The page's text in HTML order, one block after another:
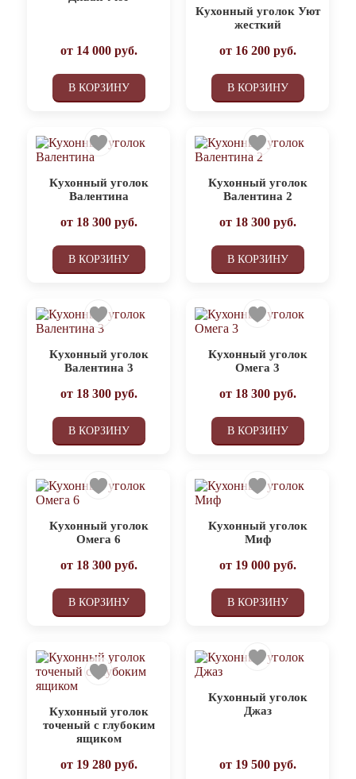
от 14 000руб.
В КОРЗИНУ
Кухонный уголок Уют
жесткий
от 16 200руб.
В КОРЗИНУ
Кухонный уголок
Валентина
от 18 300руб.
В КОРЗИНУ
Кухонный уголок
Валентина 2
от 18 300руб.
В КОРЗИНУ
Кухонный уголок
Валентина 3
от 18 300руб.
В КОРЗИНУ
Кухонный уголок
Омега 3
от 18 300руб.
В КОРЗИНУ
Кухонный уголок
Омега 6
от 18 300руб.
В КОРЗИНУ
Кухонный уголок
Миф
от 19 000руб.
В КОРЗИНУ
Кухонный уголок
точеный с глубоким
ящиком
от 19 280руб.
Кухонный уголок
Джаз
от 19 500руб.